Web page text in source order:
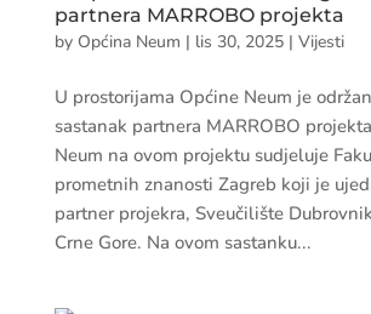
partnera MARROBO projekta
by Općina Neum | lis 30, 2025| Vijesti
U prostorijama Općine Neum je
sastanak partnera MARROBO
Neum na ovom projektu sudjeluje
prometnih znanosti Zagreb koji je
partner projekra, Sveučilište
Crne Gore. Na ovom sastanku...